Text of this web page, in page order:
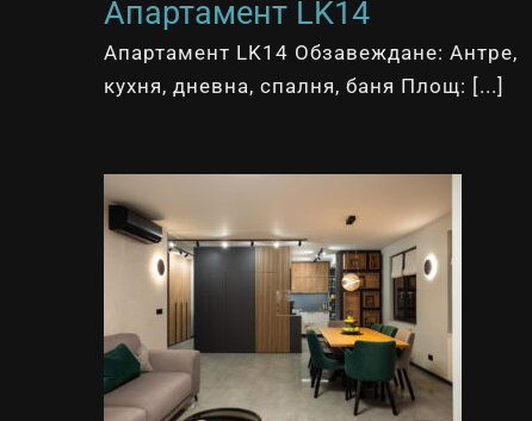
Апартамент LK14
Апартамент LK14 Обзавеждане: Антре,
кухня, дневна, спалня, баня Площ: [...]